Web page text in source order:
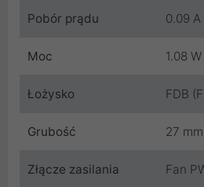
Pobór prądu 0.09 A
Moc 1.08 W
Łożysko FDB
Grubość 27 mm
Złącze zasilania Fan